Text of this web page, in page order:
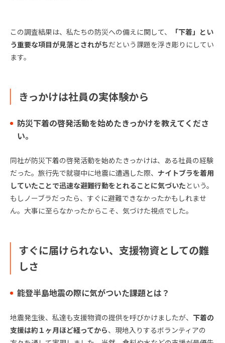
この調査結果は、私たちの防災への備えに関して、
「下着」とい
う重要な項目が見落とされがちだという課題を浮き彫りにしてい
ます。
きっかけは社員の実体験から
防災下着の啓発活動を始めたきっかけを教えてくださ
い。
同社が防災下着の啓発活動を始めたきっかけは、ある社員の経験
だった。旅行先で就寝中に地震に遭遇した際、 ナイトブラを着用
していたことで迅速な避難行動をとれることに気づいた という。
もしノーブラだったら、すぐに避難できなかったかもしれませ
ん。大事に至らなかったからこそ、気づけた視点でした。
すぐに届けられない、支援物資としての難
しさ
能登半島地震の際に気がついた課題とは？
地震発生後、私達も支援物資の提供を呼びかけましたが、 下着の
支援は約１ヶ月ほど経ってから、現地入りするボランティアの